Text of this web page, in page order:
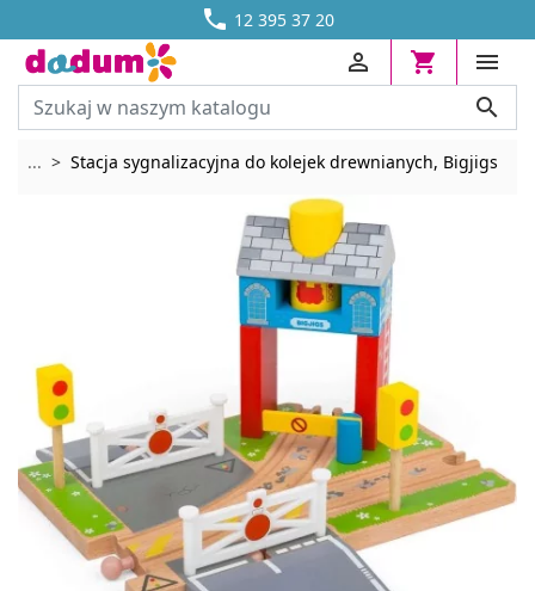
 12 395 37 20
DOSTAWA OD 13,70 ZŁ





... Rozwiń breadcrumbs
Stacja sygnalizacyjna do kolejek drewnianych, Bigjigs